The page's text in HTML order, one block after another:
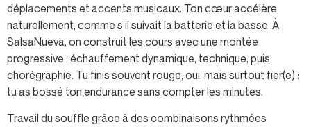
déplacements et accents musicaux. Ton cœur accélère
naturellement, comme s’il suivait la batterie et la basse. À
SalsaNueva, on construit les cours avec une montée
progressive : échauffement dynamique, technique, puis
chorégraphie. Tu finis souvent rouge, oui, mais surtout fier(e) :
tu as bossé ton endurance sans compter les minutes.
Travail du souffle grâce à des combinaisons rythmées